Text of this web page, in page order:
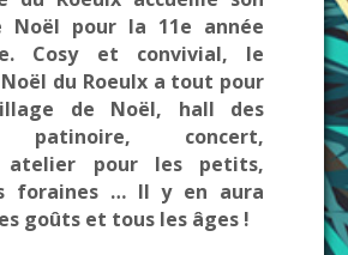
Noël pour la 11e année
Cosy et convivial, le
du Roeulx a tout pour
de Noël, hall des
patinoire, concert,
atelier pour les petits,
foraines … Il y en aura
goûts et tous les âges !